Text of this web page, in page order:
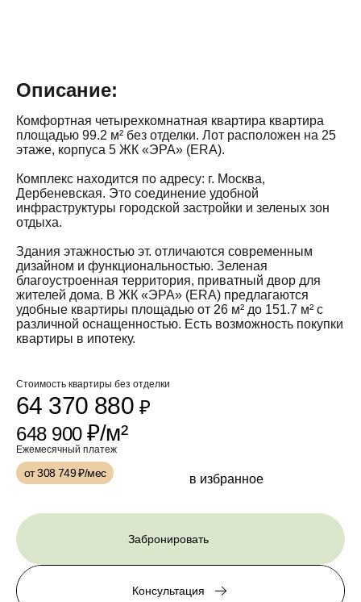
Описание:
Комфортная четырехкомнатная квартира квартира
площадью 99.2 м² без отделки. Лот расположен на 25
этаже, корпуса 5 ЖК «ЭРА» (ERA).
Комплекс находится по адресу: г. Москва,
Дербеневская. Это соединение удобной
инфраструктуры городской застройки и зеленых зон
отдыха.
Здания этажностью эт. отличаются современным
дизайном и функциональностью. Зеленая
благоустроенная территория, приватный двор для
жителей дома. В ЖК «ЭРА» (ERA) предлагаются
удобные квартиры площадью от 26 м² до 151.7 м² с
различной оснащенностью. Есть возможность покупки
квартиры в ипотеку.
Стоимость квартиры без отделки
64 370 880₽
648 900₽/м²
Ежемесячный платеж
от 308 749₽/мес в избранное
Забронировать
Консультация